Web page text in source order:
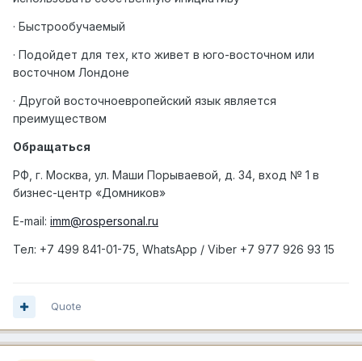
· Быстрообучаемый
· Подойдет для тех, кто живет в юго-восточном или
восточном Лондоне
· Другой восточноевропейский язык является
преимуществом
Обращаться
РФ, г. Москва, ул. Маши Порываевой, д. 34, вход № 1 в
бизнес-центр «Домников»
E-mail: imm@rospersonal.ru
Тел: +7 499 841-01-75, WhatsApp / Viber +7 977 926 93 15
Quote